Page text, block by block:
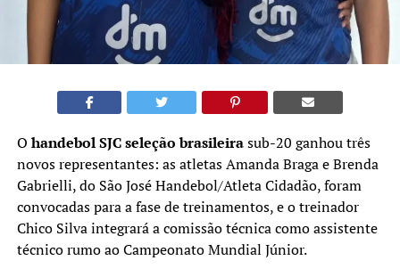
O handebol SJC seleção brasileirasub-20 ganhou três
novos representantes: as atletas Amanda Braga e Brenda
Gabrielli, do São José Handebol/Atleta Cidadão, foram
convocadas para a fase de treinamentos, e o treinador
Chico Silva integrará a comissão técnica como assistente
técnico rumo ao Campeonato Mundial Júnior.